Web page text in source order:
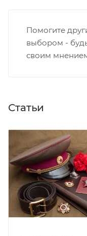
Помогите
выбором -
своим
Статьи